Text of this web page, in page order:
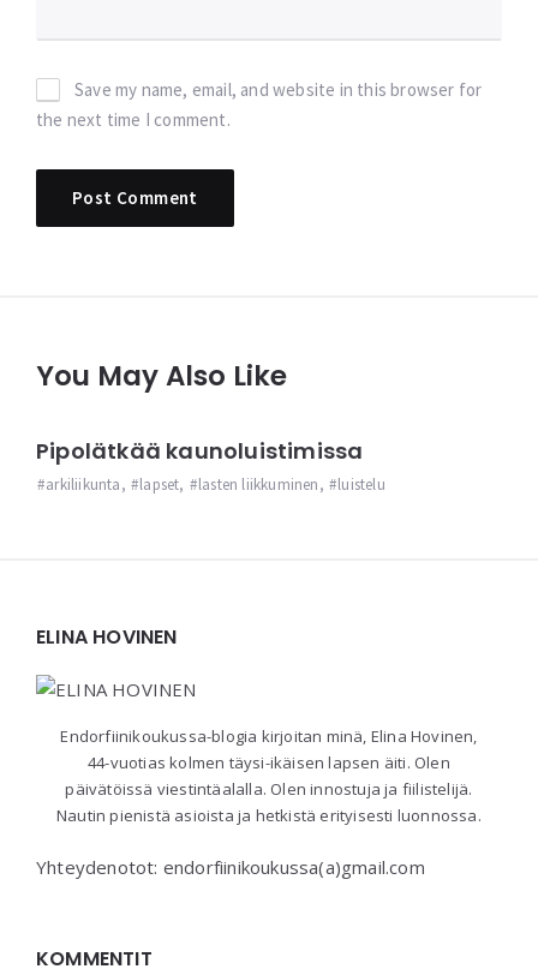
Save my name, email, and website in this browser for
the next time I comment.
You May Also Like
Pipolätkää kaunoluistimissa
arkiliikunta, lapset, lasten liikkuminen, luistelu
Widgets
ELINA HOVINEN
Endorfiinikoukussa-blogia kirjoitan minä, Elina Hovinen,
44-vuotias kolmen täysi-ikäisen lapsen äiti. Olen
päivätöissä viestintäalalla. Olen innostuja ja fiilistelijä.
Nautin pienistä asioista ja hetkistä erityisesti luonnossa.
Yhteydenotot: endorfiinikoukussa(a)gmail.com
KOMMENTIT